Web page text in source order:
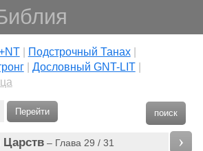
| Подстрочный Танах|
| Дословный GNT-LIT|
поиск
Перейти
Царств – Глава 29 / 31 ›